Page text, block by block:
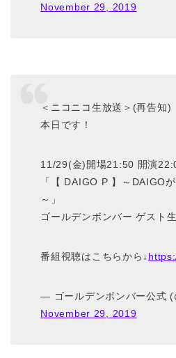
November 29, 2019
＜ニコニコ生放送＞(再告知)
本日です！
11/29(金)開場21:50 開演
「【 DAIGO P 】～DAIGO
～」
ゴールデンボンバー ゲスト
番組視聴はこちらから↓
— ゴールデンボンバー公式
November 29, 2019